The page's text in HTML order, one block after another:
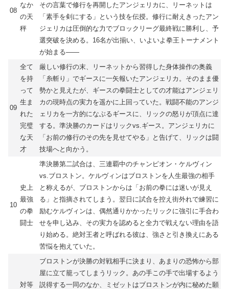
08
なか
の天
秤
その言葉で修行を再開したアンジェリカに、リーネットは
「素手を剣にする」という技を伝授。修行に耐えきったアン
ジェリカは圧倒的な力でブロックリーグ最終戦に勝利し、予
選突破を決める。16名が出揃い、いよいよ拳王トーナメント
が始まる――
09
全て
を持
って
生ま
れた
完璧
な天
才
厳しい修行の末、リーネットから習得した身体操作の奥義
「糸斬り」でギースに一矢報いたアンジェリカ。そのまま優
勢かと見えたが、ギースの拳闘士としての才能はアンジェリ
カの現時点の実力を遥かに上回っていた。戦闘不能のアンジ
ェリカを一方的になぶるギースに、リックの怒りが頂点に達
する。準決勝のカードはリックvs.ギース。アンジェリカに
「お前の修行のその先を見せてやる」と告げて、リックは闘
技場へと向かう。
10
史上
最強
の拳
闘士
準決勝第二試合は、三連覇中のチャンピオン・ケルヴィン
vs.ブロストン。ケルヴィンはブロストンを人生最強の相手
と称えるが、ブロストンからは「お前の拳には迷いが見え
る」と指摘されてしまう。翌日に試合を控え街外れで練習に
励むケルヴィンは、偶然通りかかったリックに強引に手合わ
せを申し込み、その実力を認めると全力で戦えない理由を語
り始める。絶対王者と呼ばれる彼は、強さと引き換えにある
苦悩を抱えていた。
対等
ブロストンが決勝の対戦相手に決まり、あまりの恐怖から部
屋に立て籠ってしまうリック。あの手この手で出場するよう
説得する一同のなか、ミゼットはブロストンが内に秘めた願